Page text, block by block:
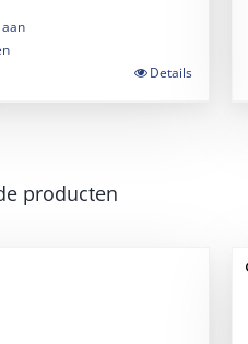
Details
producten